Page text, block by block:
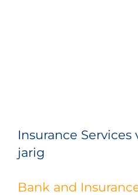
Insurance
jarig
Bank and